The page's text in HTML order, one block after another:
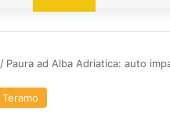
/ Paura ad Alba Adriatica: auto
Teramo